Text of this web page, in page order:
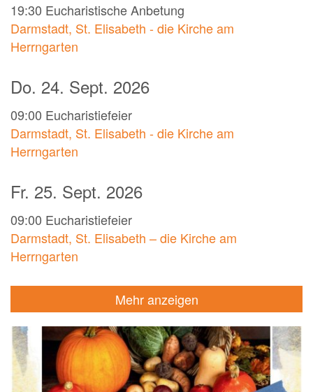
19:30 Eucharistische Anbetung
Darmstadt, St. Elisabeth - die Kirche am
Herrngarten
Do. 24. Sept. 2026
09:00 Eucharistiefeier
Darmstadt, St. Elisabeth - die Kirche am
Herrngarten
Fr. 25. Sept. 2026
09:00 Eucharistiefeier
Darmstadt, St. Elisabeth – die Kirche am
Herrngarten
Mehr anzeigen